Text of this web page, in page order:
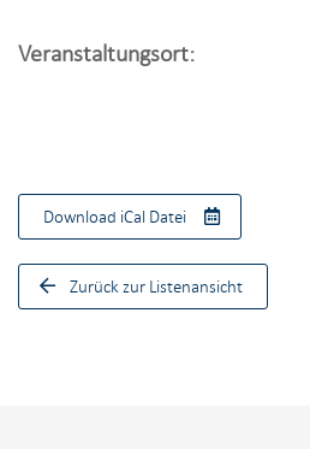
Veranstaltungsort:
Download iCal Datei
Zurück zur Listenansicht